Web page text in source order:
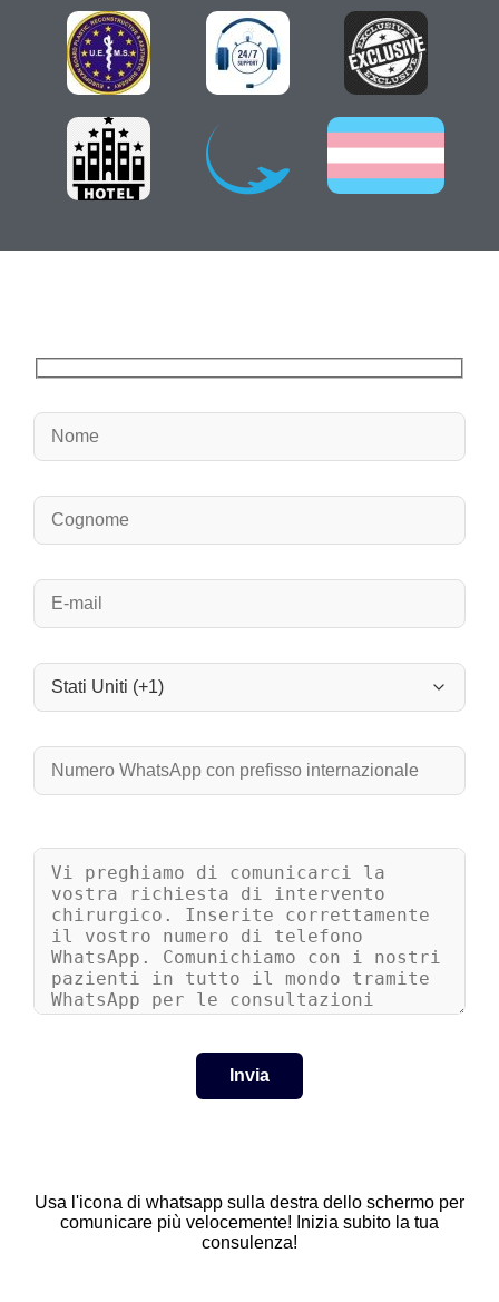
Usa l'icona di whatsapp sulla destra dello schermo per
comunicare più velocemente! Inizia subito la tua
consulenza!